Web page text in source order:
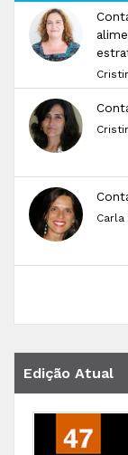
Carla
Edição Atual